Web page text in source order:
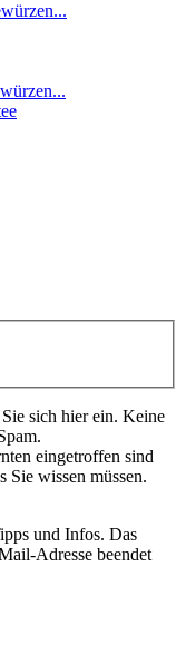
sich hier ein. Keine
eingetroffen sind
Sie wissen müssen.
und Infos. Das
Adresse beendet